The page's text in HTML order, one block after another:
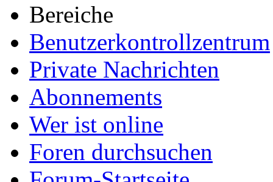
Bereiche
Benutzerkontrollzentrum
Private Nachrichten
Abonnements
Wer ist online
Foren durchsuchen